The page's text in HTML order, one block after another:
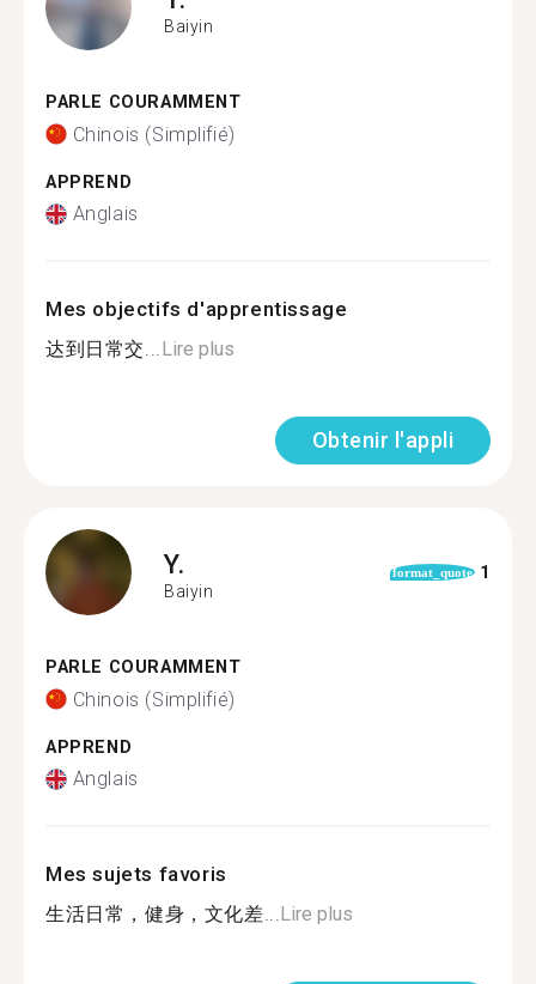
Baiyin
PARLE COURAMMENT
Chinois (Simplifié)
APPREND
Anglais
Mes objectifs d'apprentissage
达到日常交...Lire plus
Obtenir l'appli
Y.
Baiyin
format_quote 1
PARLE COURAMMENT
Chinois (Simplifié)
APPREND
Anglais
Mes sujets favoris
生活日常，健身，文化差...Lire plus